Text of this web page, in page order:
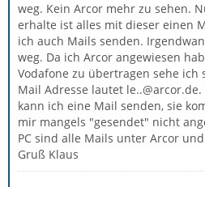
weg. Kein Arcor mehr zu sehen.
erhalte ist alles mit dieser einen
ich auch Mails senden.
weg. Da ich Arcor angewiesen
Vodafone zu übertragen sehe ich
Mail Adresse lautet
kann ich eine Mail senden, sie
mir mangels "gesendet" nicht
PC sind alle Mails unter Arcor
Gruß Klaus